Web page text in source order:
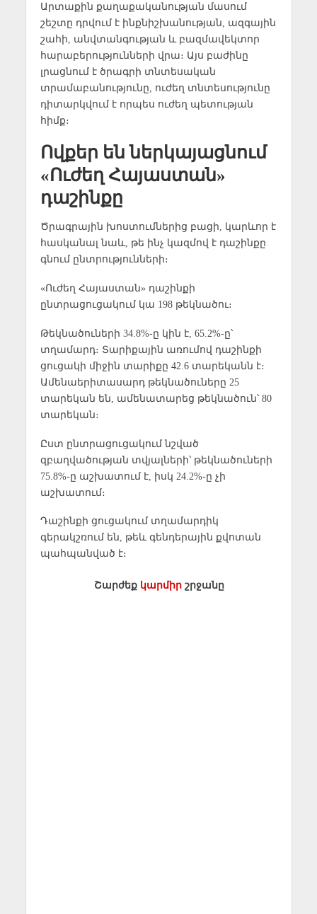
Արտաքին քաղաքականության մասում
շեշտը դրվում է ինքնիշխանության, ազգային
շահի, անվտանգության և բազմավեկտոր
հարաբերությունների վրա։ Այս բաժինը
լրացնում է ծրագրի տնտեսական
տրամաբանությունը, ուժեղ տնտեսությունը
դիտարկվում է որպես ուժեղ պետության
հիմք։
Ովքեր են ներկայացնում
«Ուժեղ Հայաստան»
դաշինքը
Ծրագրային խոստումներից բացի, կարևոր է
հասկանալ նաև, թե ինչ կազմով է դաշինքը
գնում ընտրությունների։
«Ուժեղ Հայաստան» դաշինքի
ընտրացուցակում կա 198 թեկնածու։
Թեկնածուների 34.8%-ը կին է, 65.2%-ը՝
տղամարդ։ Տարիքային առումով դաշինքի
ցուցակի միջին տարիքը 42.6 տարեկանն է։
Ամենաերիտասարդ թեկնածուները 25
տարեկան են, ամենատարեց թեկնածուն՝ 80
տարեկան։
Ըստ ընտրացուցակում նշված
զբաղվածության տվյալների՝ թեկնածուների
75.8%-ը աշխատում է, իսկ 24.2%-ը չի
աշխատում։
Դաշինքի ցուցակում տղամարդիկ
գերակշռում են, թեև գենդերային քվոտան
պահպանված է։